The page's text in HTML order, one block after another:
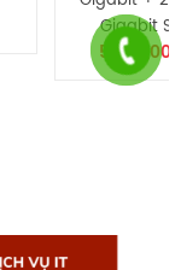
Gigabit
5,665,000